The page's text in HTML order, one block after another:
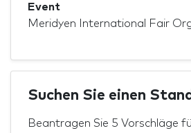
Event
Meridyen International Fair
Suchen Sie einen
Beantragen Sie 5 Vorschläge